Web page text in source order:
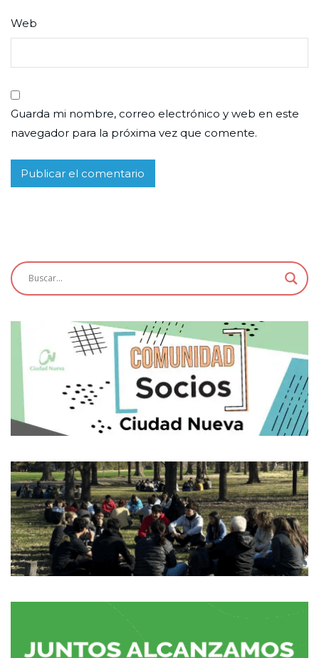
Web
Guarda mi nombre, correo electrónico y web en este
navegador para la próxima vez que comente.